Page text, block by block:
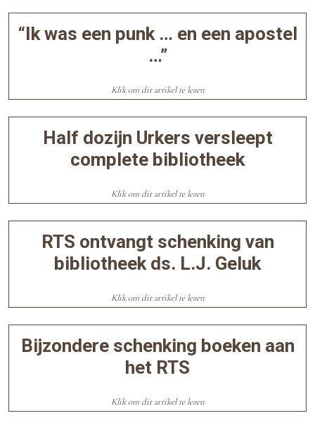
“Ik was een punk … en een apostel
…”
Klik om dit artikel te lezen
Half dozijn Urkers versleept
complete bibliotheek
Klik om dit artikel te lezen
RTS ontvangt schenking van
bibliotheek ds. L.J. Geluk
Klik om dit artikel te lezen
Bijzondere schenking boeken aan
het RTS
Klik om dit artikel te lezen